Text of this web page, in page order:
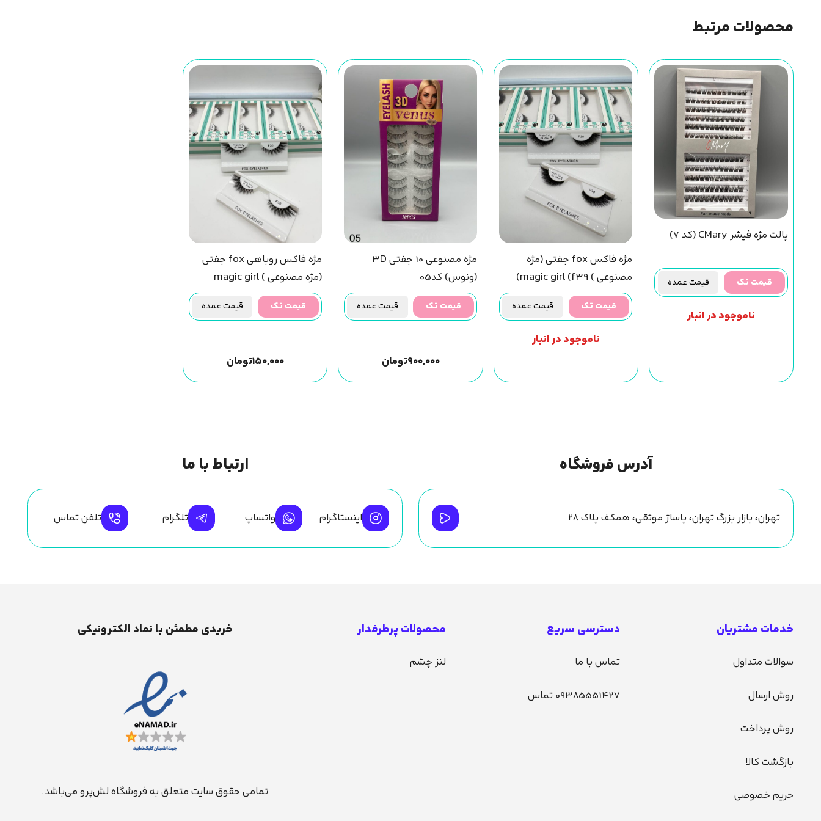
محصولات مرتبط
پالت مژه فیشر CMary (کد 7)
قیمت تک قیمت عمده
ناموجود در انبار
مژه فاکس fox جفتی (مژه
مصنوعی ) magic girl (f39)
مجیک گرل
قیمت تک قیمت عمده
ناموجود در انبار
مژه مصنوعی 10 جفتی 3D
(ونوس) کد05
قیمت تک قیمت عمده
۹۰۰,۰۰۰تومان
مژه فاکس روباهی fox جفتی
(مژه مصنوعی ) magic girl
(f30) مجیک گرل
قیمت تک قیمت عمده
۱۵۰,۰۰۰تومان
آدرس فروشگاه
تهران، بازار بزرگ تهران، پاساژ موثقی، همکف پلاک ۲۸
ارتباط با ما
اینستاگرام واتساپ تلگرام تلفن تماس
خدمات مشتریان
سوالات متداول
روش ارسال
روش پرداخت
بازگشت کالا
حریم خصوصی
دسترسی سریع
تماس با ما
09385551427 تماس
محصولات پرطرفدار
لنز چشم
خریدی مطمئن با نماد الکترونیکی
تمامی حقوق سایت متعلق به فروشگاه لش‌پرو می‌باشد.